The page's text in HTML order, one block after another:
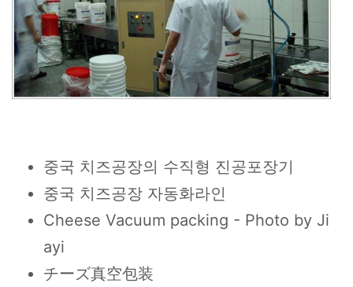
중국 치즈공장의 수직형 진공포장기
중국 치즈공장 자동화라인
Cheese Vacuum packing - Photo by Ji
ayi
チーズ真空包装